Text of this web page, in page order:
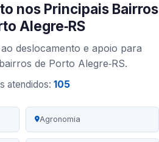
nos Principais Bairros
Alegre‑RS
deslocamento e apoio para
de Porto Alegre‑RS.
atendidos: 105
Agronomia